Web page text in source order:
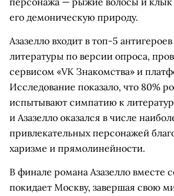
его демоническую природу.
Азазелло входит в топ-5
литературы по версии опроса,
сервисом «VK Знакомства» и
Исследование показало, что 80%
испытывают симпатию к
и Азазелло оказался в числе
привлекательных персонажей
харизме и прямолинейности.
В финале романа Азазелло вместе
покидает Москву, завершая свою